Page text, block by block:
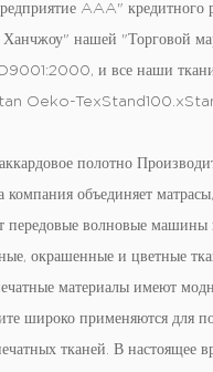
AAA"
Ханчжоу" нашей "Торговой
и все наши
Oeko-
полотно
компания объединяет
передовые волновые
окрашенные и цветные
материалы имеют
широко применяются для
тканей. В настоящее